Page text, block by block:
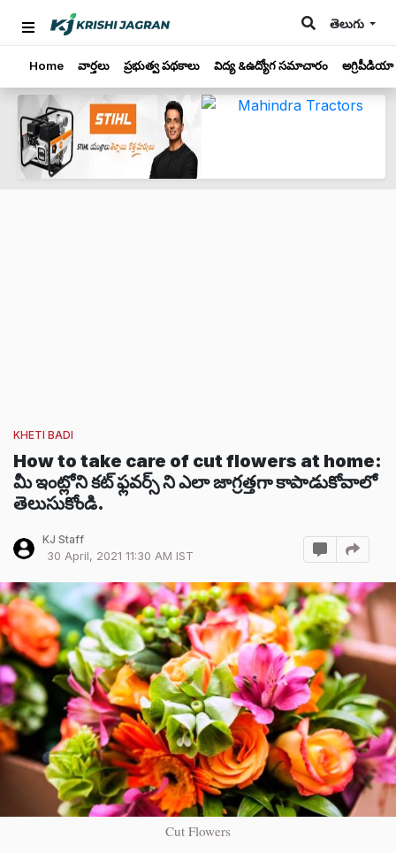
తెలుగు
Home వార్తలు ప్రభుత్వ పథకాలు విద్య &ఉద్యోగ సమాచారం అగ్రిపీడియా
KHETI BADI
How to take care of cut flowers at home:
మీ ఇంట్లోని కట్ ఫ్లవర్స్ ని ఎలా జాగ్రత్తగా కాపాడుకోవాలో
తెలుసుకోండి.
KJ Staff
30 April, 2021 11:30 AM IST
Cut Flowers